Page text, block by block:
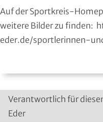
Auf der Sportkreis-
weitere Bilder zu finden:
eder.de/sportlerinnen-
Verantwortlich für
Eder
Moderner Fünfkampf
Motorbootsport
Pferdesport
Pétanque